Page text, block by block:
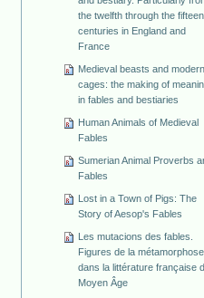
the twelfth through the
centuries in England and
France
Medieval beasts and modern
cages: the making of
in fables and bestiaries
Human Animals of Medieval
Fables
Sumerian Animal Proverbs
Fables
Lost in a Town of Pigs: The
Story of Aesop's Fables
Les mutacions des fables.
Figures de la métamorphose
dans la littérature française
Moyen Âge